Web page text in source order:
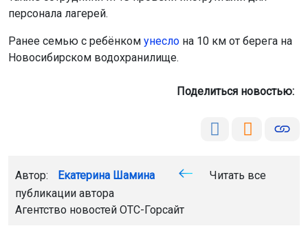
персонала лагерей.
Ранее семью с ребёнком унесло на 10 км от берега на
Новосибирском водохранилище.
Поделиться новостью:
Автор: Екатерина Шамина
Читать все
публикации автора
Агентство новостей ОТС-Горсайт